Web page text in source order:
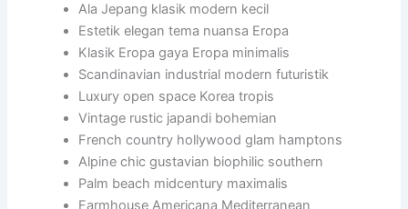
Ala Jepang klasik modern kecil
Estetik elegan tema nuansa Eropa
Klasik Eropa gaya Eropa minimalis
Scandinavian industrial modern futuristik
Luxury open space Korea tropis
Vintage rustic japandi bohemian
French country hollywood glam hamptons
Alpine chic gustavian biophilic southern
Palm beach midcentury maximalis
Farmhouse Americana Mediterranean